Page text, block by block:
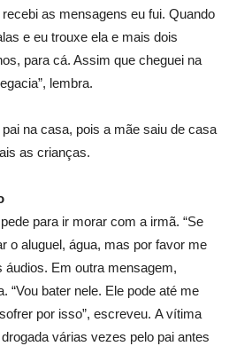
as mensagens eu fui. Quando
e eu trouxe ela e mais dois
para cá. Assim que cheguei na
lembra.
na casa, pois a mãe saiu de casa
as crianças.
para ir morar com a irmã. “Se
o aluguel, água, mas por favor me
áudios. Em outra mensagem,
“Vou bater nele. Ele pode até me
por isso”, escreveu. A vítima
várias vezes pelo pai antes